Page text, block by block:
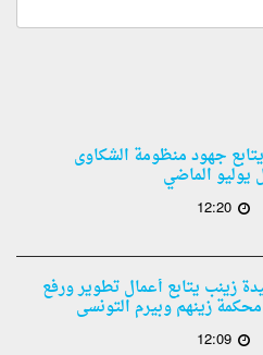
جهود منظومة الشكاوى
يوليو الماضي
12:20
زينب يتابع أعمال تطوير ورفع
زينهم وبيرم التونسى
12:09